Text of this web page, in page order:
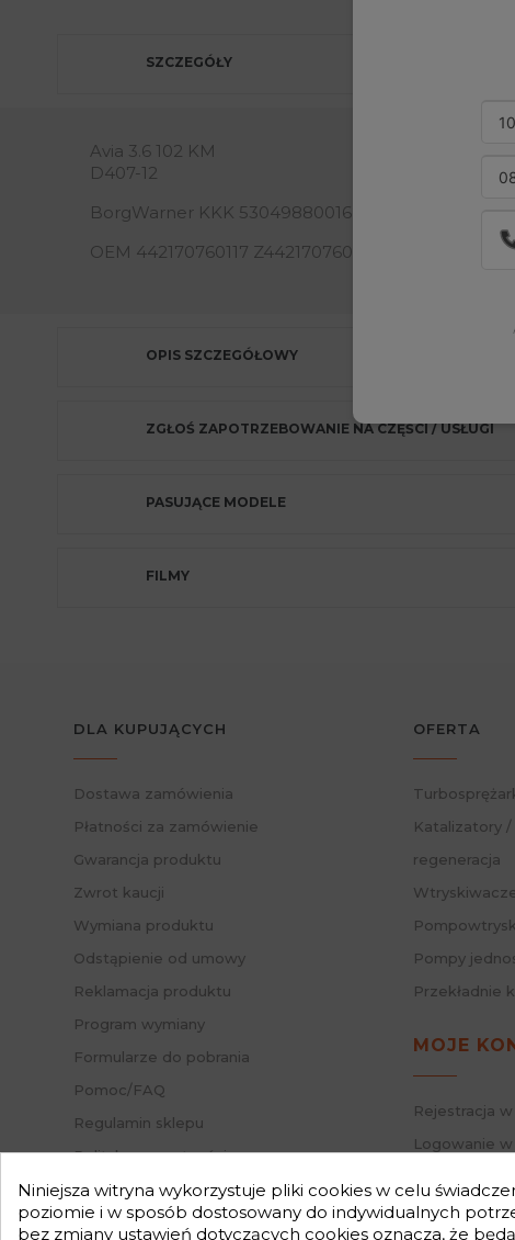
SZCZEGÓŁY
Avia 3.6 102 KM
D407-12
BorgWarner KKK 53049880016 53049700016
OEM 442170760117 Z44217076011
OPIS SZCZEGÓŁOWY
ZGŁOŚ ZAPOTRZEBOWANIE NA CZĘŚCI / USŁUGI
PASUJĄCE MODELE
FILMY
DLA KUPUJĄCYCH
Dostawa zamówienia
Płatności za zamówienie
Gwarancja produktu
Zwrot kaucji
Wymiana produktu
Odstąpienie od umowy
Reklamacja produktu
Program wymiany
Formularze do pobrania
Pomoc/FAQ
Regulamin sklepu
Polityka prywatności
Mapa strony
Nasz Blog
OFERTA
Katalizatory
regeneracja
Pompy
Przekładnie
MOJE
Rejestracja
Logowanie
Status
Niniejsza witryna wykorzystuje pliki cookies w celu
poziomie i w sposób dostosowany do indywidualnych
bez zmiany ustawień dotyczących cookies oznacza, że